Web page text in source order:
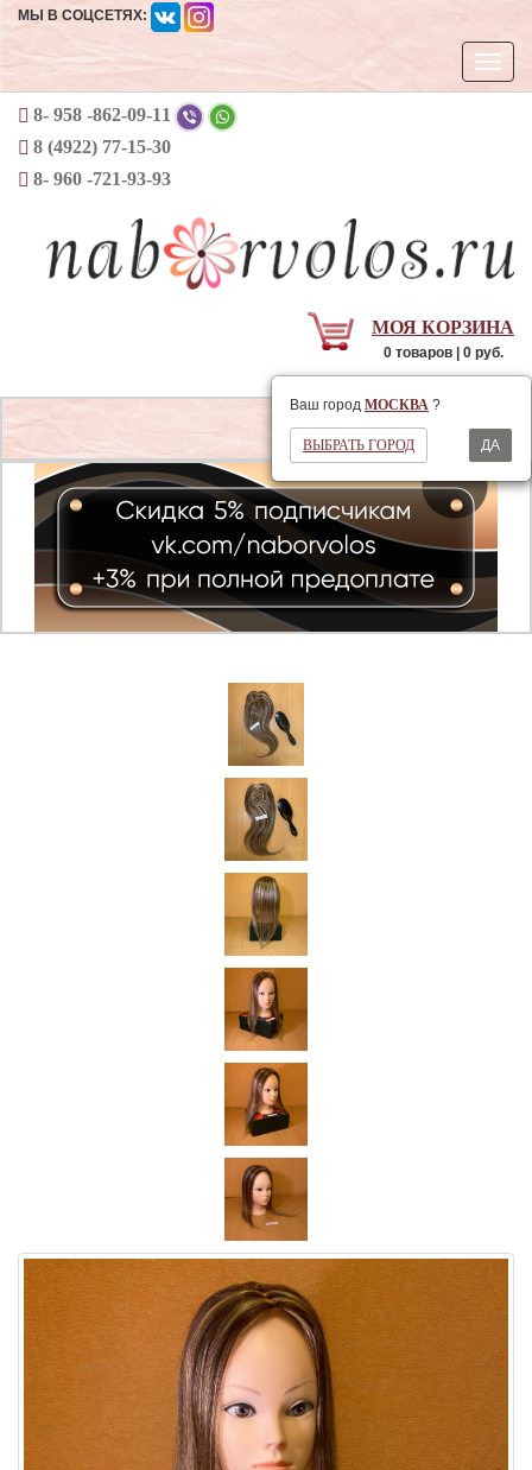
МЫ В СОЦСЕТЯХ:
8- 958 -862-09-11
8 (4922) 77-15-30
8- 960 -721-93-93
МОЯ КОРЗИНА
0 товаров | 0 руб.
Ваш город МОСКВА ?
ВЫБРАТЬ ГОРОД ДА
Открыть